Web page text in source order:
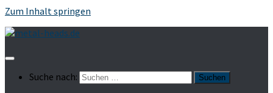
Zum Inhalt springen
Suche nach: